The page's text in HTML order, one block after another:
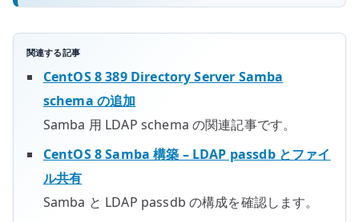
関連する記事
CentOS 8 389 Directory Server Samba
schema の追加
Samba 用 LDAP schema の関連記事です。
CentOS 8 Samba 構築 – LDAP passdb とファイ
ル共有
Samba と LDAP passdb の構成を確認します。